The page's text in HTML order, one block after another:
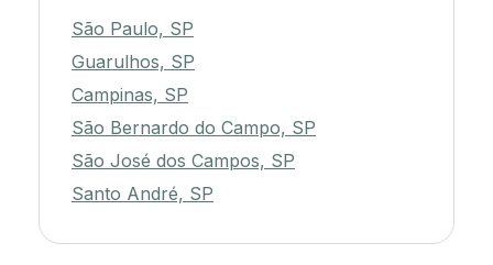
São Paulo, SP
Guarulhos, SP
Campinas, SP
São Bernardo do Campo, SP
São José dos Campos, SP
Santo André, SP